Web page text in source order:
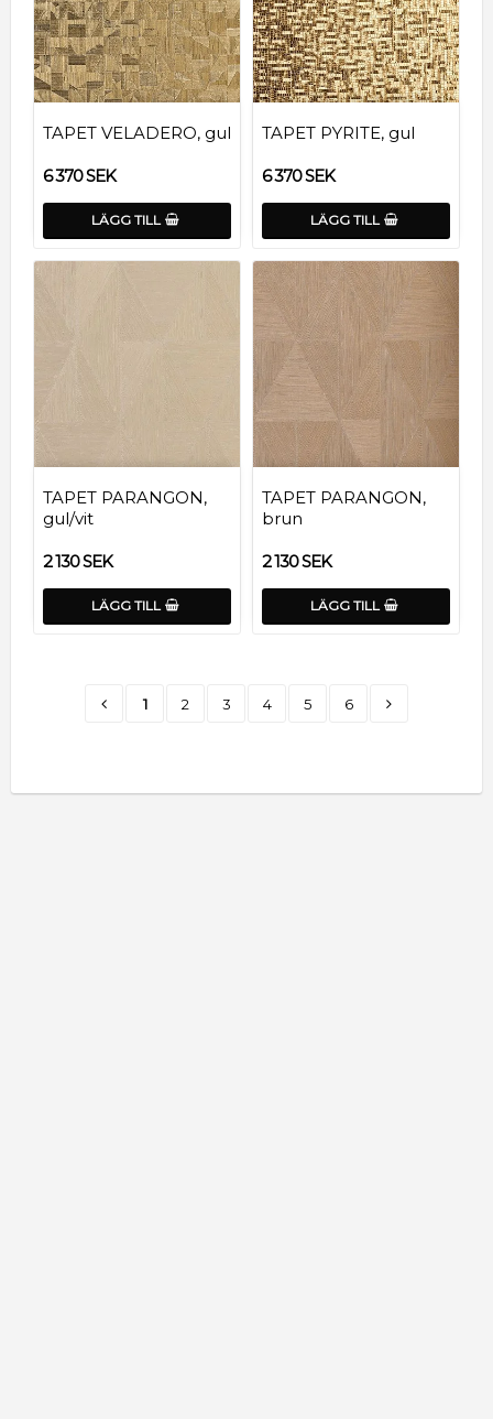
TAPET VELADERO, gul
6 370 SEK
LÄGG TILL
TAPET PYRITE, gul
6 370 SEK
LÄGG TILL
TAPET PARANGON,
gul/vit
2 130 SEK
LÄGG TILL
TAPET PARANGON,
brun
2 130 SEK
LÄGG TILL
1 2 3 4 5 6